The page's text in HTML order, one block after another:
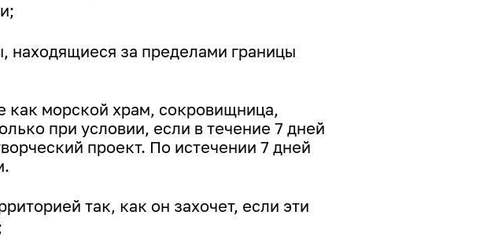
находящиеся за пределами границы
как морской храм, сокровищница,
при условии, если в течение 7 дней
проект. По истечении 7 дней
так, как он захочет, если эти